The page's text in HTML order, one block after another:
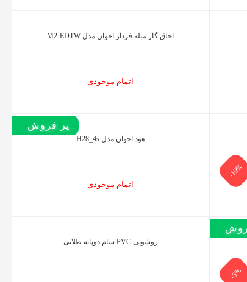
اجاق گاز مبله فردار اخوان مدل M2-EDTW
اتمام موجودی
-19%
هود اخوان مدل H28_4s
اتمام موجودی
پر فروش‌
-5%
روشویی PVC سام دوپایه طلایی